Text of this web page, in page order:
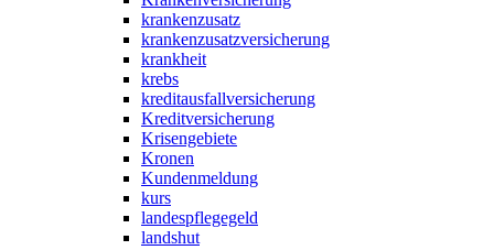
krankenzusatz
krankenzusatzversicherung
krankheit
krebs
kreditausfallversicherung
Kreditversicherung
Krisengebiete
Kronen
Kundenmeldung
kurs
landespflegegeld
landshut